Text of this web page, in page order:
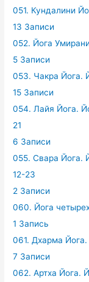
051. Кундалини
13 Записи
052. Йога
5 Записи
053. Чакра Йога.
15 Записи
054. Лайя Йога.
21
6 Записи
055. Свара Йога.
12-23
2 Записи
060. Йога
1 Запись
061. Дхарма
7 Записи
062. Артха Йога.